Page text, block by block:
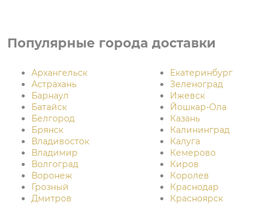
Популярные города доставки
Архангельск
Астрахань
Барнаул
Батайск
Белгород
Брянск
Владивосток
Владимир
Волгоград
Воронеж
Грозный
Дмитров
Екатеринбург
Зеленоград
Ижевск
Йошкар-Ола
Казань
Калининград
Калуга
Кемерово
Киров
Королев
Краснодар
Красноярск